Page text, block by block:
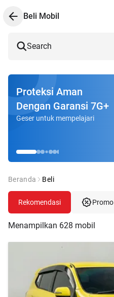
Beli Mobil
Search
Proteksi Aman
Dengan Garansi 7G+
Geser untuk mempelajari
Beranda Beli
Rekomendasi Promo
Menampilkan 628 mobil